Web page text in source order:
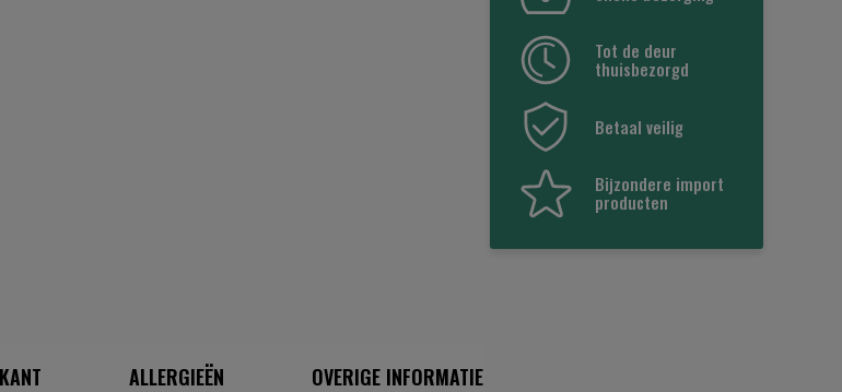
Tot de deur
thuisbezorgd
Betaal veilig
Bijzondere import
producten
ALLERGIEËN OVERIGE INFORMATIE